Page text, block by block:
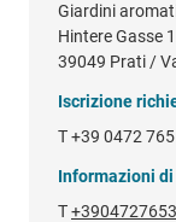
Giardini
Hintere Gasse
39049 Prati /
Iscrizione
T +39 0472
Informazioni
T